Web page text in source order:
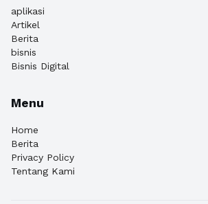
aplikasi
Artikel
Berita
bisnis
Bisnis Digital
Menu
Home
Berita
Privacy Policy
Tentang Kami